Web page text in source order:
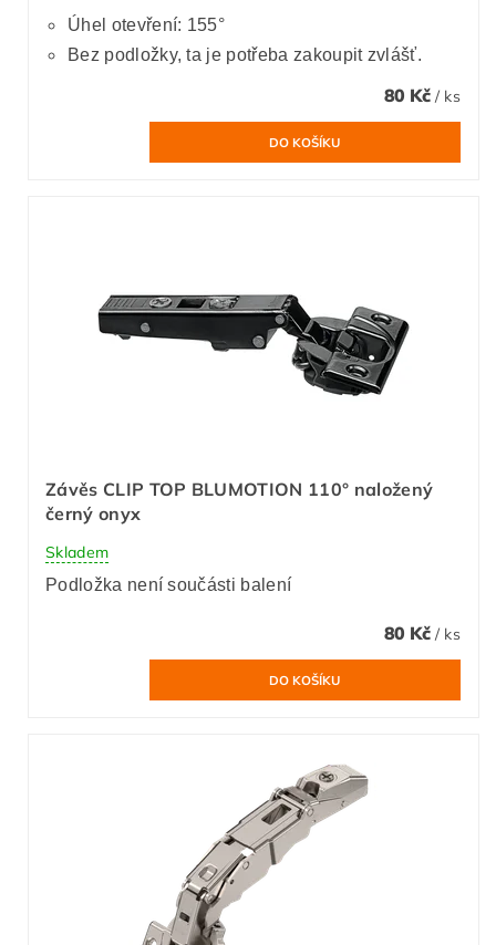
Úhel otevření: 155°
Bez podložky, ta je potřeba zakoupit zvlášť.
80 Kč / ks
Závěs CLIP TOP BLUMOTION 110° naložený
černý onyx
Skladem
Podložka není součásti balení
80 Kč / ks